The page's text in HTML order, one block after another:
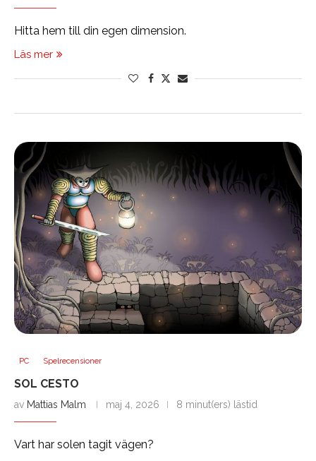
Hitta hem till din egen dimension.
Läs mer
PC Spelrecensioner
SOL CESTO
av Mattias Malm maj 4, 2026 8 minut(ers) lästid
Vart har solen tagit vägen?